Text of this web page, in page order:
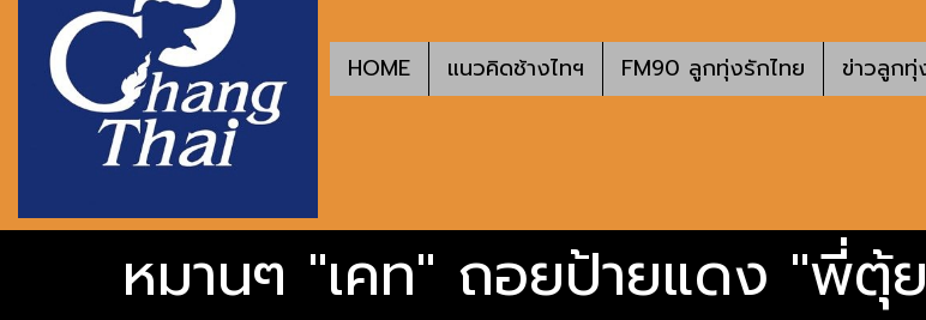
HOME แนวคิดช้างไทฯ FM90 ลูกทุ่งรักไทย ข่าวลูกทุ่
หมานๆ "เคท" ถอยป้ายแดง "พี่ตุ้